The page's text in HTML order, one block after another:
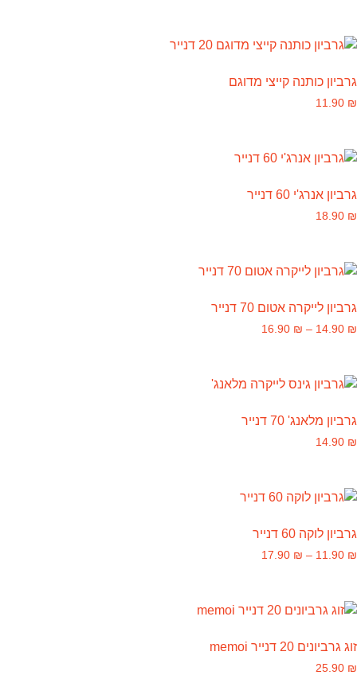
גרביון כותנה קייצי מדוגם
11.90 ₪
גרביון אנרג'י 60 דנייר
18.90 ₪
גרביון לייקרה אטום 70 דנייר
14.90 ₪
–
16.90 ₪
גרביון מלאנג' 70 דנייר
14.90 ₪
גרביון לוקה 60 דנייר
11.90 ₪
–
17.90 ₪
זוג גרביונים 20 דנייר memoi
25.90 ₪